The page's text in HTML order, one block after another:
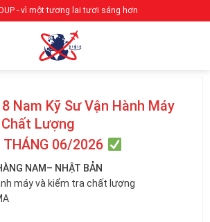
- vì một tương lai tươi sáng hơn
Nam Kỹ Sư Vận Hành Máy
Lượng
THÁNG 06/2026
NAM– NHẬT BẢN
máy và kiểm tra chất lượng